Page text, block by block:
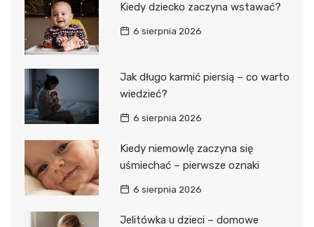
Kiedy dziecko zaczyna wstawać?
6 sierpnia 2026
Jak długo karmić piersią – co warto
wiedzieć?
6 sierpnia 2026
Kiedy niemowlę zaczyna się
uśmiechać – pierwsze oznaki
6 sierpnia 2026
Jelitówka u dzieci – domowe